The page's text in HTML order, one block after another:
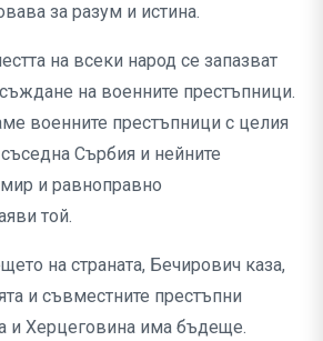
за разум и истина.
на всеки народ се запазват
на военните престъпници.
военните престъпници с целия
Сърбия и нейните
и равноправно
той.
на страната, Бечирович каза,
и съвместните престъпни
и Херцеговина има бъдеще.